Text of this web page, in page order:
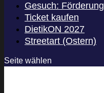
Gesuch: Förderung
Ticket kaufen
DietikON 2027
Streetart (Ostern)
Seite wählen